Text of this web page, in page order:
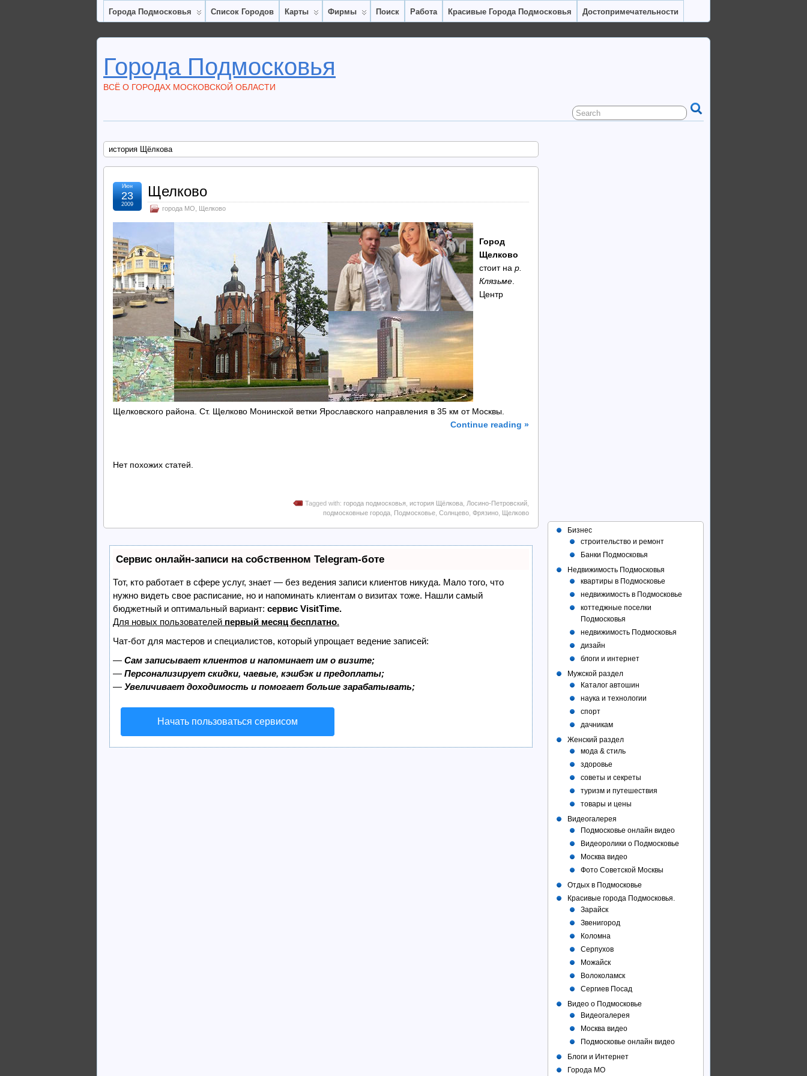
Города Подмосковья Список Городов Карты Фирмы Поиск Работа Красивые Города Подмосковья Достопримечательности
Города Подмосковья
ВСЁ О ГОРОДАХ МОСКОВСКОЙ ОБЛАСТИ
история Щёлкова
Щелково
города МО Щелково
Июн
23
2009
Город
Щелково
стоит на р.
Клязьме
Центр
Щелковского района. Ст. Щелково Монинской ветки Ярославского направления в 35 км от Москвы.
Continue reading »
Нет похожих статей.
Tagged with: города подмосковья история Щёлкова Лосино-Петровский
подмосковные города Подмосковье Солнцево Фрязино Щелково
Сервис онлайн-записи на собственном Telegram-боте
Тот, кто работает в сфере услуг, знает — без ведения записи клиентов никуда. Мало того, что
нужно видеть свое расписание, но и напоминать клиентам о визитах тоже. Нашли самый
бюджетный и оптимальный вариант: сервис VisitTime.
Для новых пользователей первый месяц бесплатно.
Чат-бот для мастеров и специалистов, который упрощает ведение записей:
— Сам записывает клиентов и напоминает им о визите;
— Персонализирует скидки, чаевые, кэшбэк и предоплаты;
— Увеличивает доходимость и помогает больше зарабатывать;
Начать пользоваться сервисом
Бизнес
строительство и ремонт
Банки Подмосковья
Недвижимость Подмосковья
квартиры в Подмосковье
недвижимость в Подмосковье
коттеджные поселки
Подмосковья
недвижимость Подмосковья
дизайн
блоги и интернет
Мужской раздел
Каталог автошин
наука и технологии
спорт
дачникам
Женский раздел
мода & стиль
здоровье
советы и секреты
туризм и путешествия
товары и цены
Видеогалерея
Подмосковье онлайн видео
Видеоролики о Подмосковье
Москва видео
Фото Советcкой Москвы
Отдых в Подмосковье
Красивые города Подмосковья.
Зарайск
Звенигород
Коломна
Серпухов
Можайск
Волоколамск
Сергиев Посад
Видео о Подмосковье
Видеогалерея
Москва видео
Подмосковье онлайн видео
Блоги и Интернет
Города МО